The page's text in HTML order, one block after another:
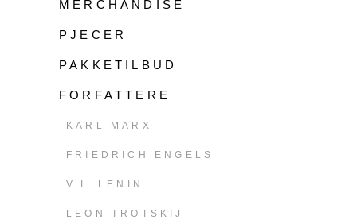
MERCHANDISE
PJECER
PAKKETILBUD
FORFATTERE
KARL MARX
FRIEDRICH ENGELS
V.I. LENIN
LEON TROTSKIJ